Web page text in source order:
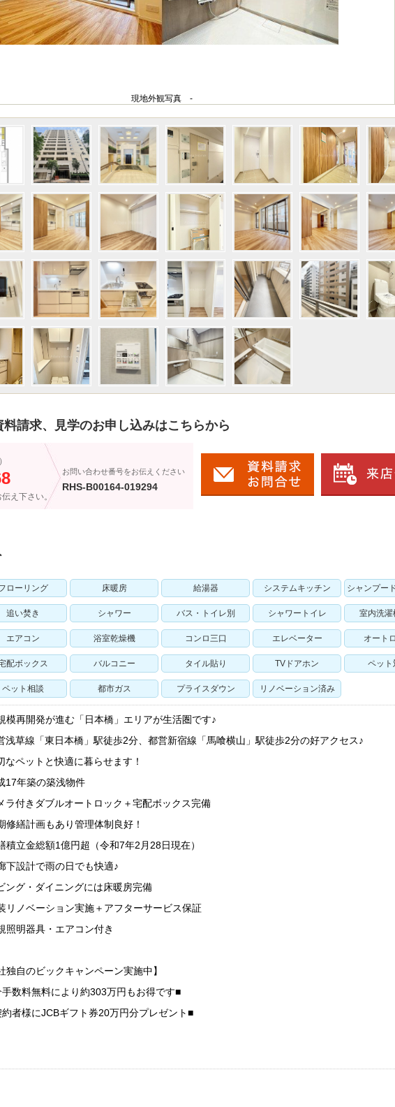
現地外観写真 -
請求、見学のお申し込みはこちらから
伝え下さい。
お問い合わせ番号をお伝えください
RHS-B00164-019294
ローリング 床暖房 給湯器 システムキッチン シャンプー
追い焚き シャワー バス・トイレ別 シャワートイレ 室内洗濯
エアコン 浴室乾燥機 コンロ三口 エレベーター オート
配ボックス バルコニー タイル貼り TVドアホン ペット
ペット相談 都市ガス プライスダウン リノベーション済み
模再開発が進む「日本橋」エリアが生活圏です♪
浅草線「東日本橋」駅徒歩2分、都営新宿線「馬喰横山」駅徒歩2分の好アクセス♪
なペットと快適に暮らせます！
17年築の築浅物件
ラ付きダブルオートロック＋宅配ボックス完備
修繕計画もあり管理体制良好！
積立金総額1億円超（令和7年2月28日現在）
下設計で雨の日でも快適♪
ング・ダイニングには床暖房完備
リノベーション実施＋アフターサービス保証
照明器具・エアコン付き
独自のビックキャンペーン実施中】
数料無料により約303万円もお得です■
者様にJCBギフト券20万円分プレゼント■